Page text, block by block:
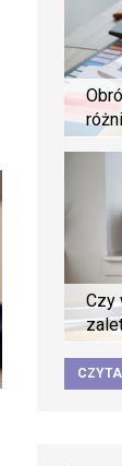
Czy